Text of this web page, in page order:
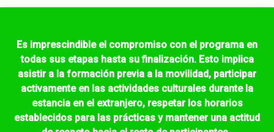
Es imprescindible el compromiso con el programa en
todas sus etapas hasta su finalización. Esto implica
asistir a la formación previa a la movilidad, participar
activamente en las actividades culturales durante la
estancia en el extranjero, respetar los horarios
establecidos para las prácticas y mantener una actitud